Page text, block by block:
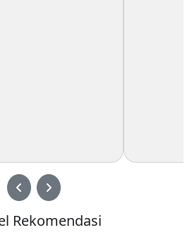
Rekomendasi